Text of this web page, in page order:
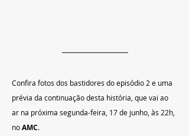
Confira fotos dos bastidores do episódio 2 e uma
prévia da continuação desta história, que vai ao
ar na próxima segunda-feira, 17 de junho, às 22h,
no AMC.